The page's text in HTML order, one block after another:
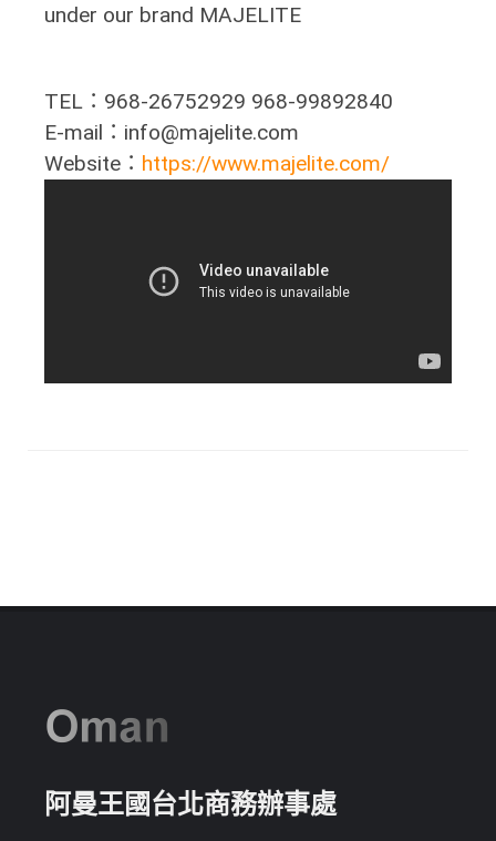
under our brand MAJELITE
TEL：968-26752929 968-99892840
E-mail：info@majelite.com
Website： https://www.majelite.com/
阿曼王國台北商務辦事處